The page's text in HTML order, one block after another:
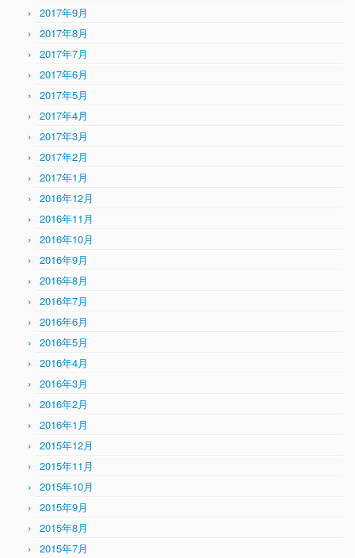
2017年9月
2017年8月
2017年7月
2017年6月
2017年5月
2017年4月
2017年3月
2017年2月
2017年1月
2016年12月
2016年11月
2016年10月
2016年9月
2016年8月
2016年7月
2016年6月
2016年5月
2016年4月
2016年3月
2016年2月
2016年1月
2015年12月
2015年11月
2015年10月
2015年9月
2015年8月
2015年7月